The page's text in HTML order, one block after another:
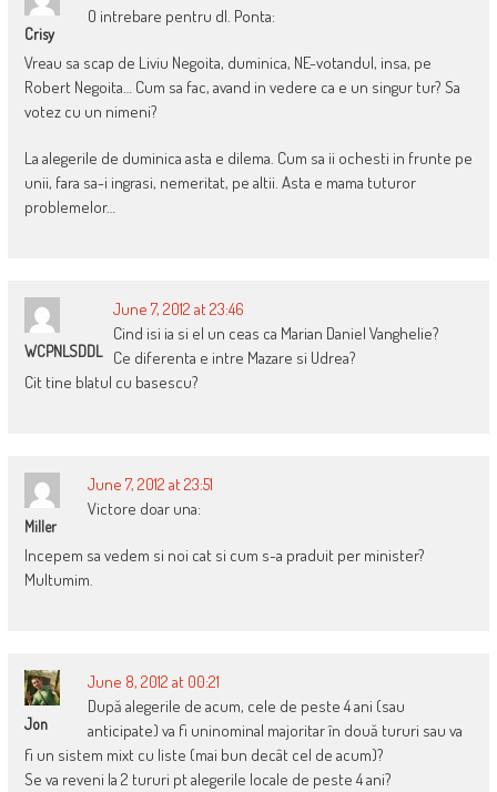
Crisy
O intrebare pentru dl. Ponta:
Vreau sa scap de Liviu Negoita, duminica, NE-votandul, insa, pe
Robert Negoita… Cum sa fac, avand in vedere ca e un singur tur? Sa
votez cu un nimeni?
La alegerile de duminica asta e dilema. Cum sa ii ochesti in frunte pe
unii, fara sa-i ingrasi, nemeritat, pe altii. Asta e mama tuturor
problemelor…
WCPNLSDDL
June 7, 2012 at 23:46
Cind isi ia si el un ceas ca Marian Daniel Vanghelie?
Ce diferenta e intre Mazare si Udrea?
Cit tine blatul cu basescu?
Miller
June 7, 2012 at 23:51
Victore doar una:
Incepem sa vedem si noi cat si cum s-a praduit per minister?
Multumim.
Jon
June 8, 2012 at 00:21
După alegerile de acum, cele de peste 4 ani (sau
anticipate) va fi uninominal majoritar în două tururi sau va
fi un sistem mixt cu liste (mai bun decât cel de acum)?
Se va reveni la 2 tururi pt alegerile locale de peste 4 ani?